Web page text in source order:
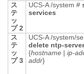
ス
テ
ッ
プ 2
UCS-A /system #
services
ス
テ
ッ
プ 3
UCS-A /system/
delete ntp-server
{hostname | ip-
addr}